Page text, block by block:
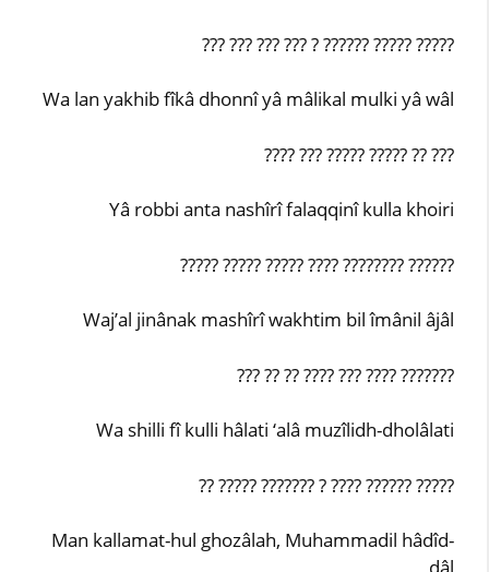
??? ??? ??? ??? ? ?????? ????? ?????
Wa lan yakhib fîkâ dhonnî yâ mâlikal mulki yâ wâl
???? ??? ????? ????? ?? ???
Yâ robbi anta nashîrî falaqqinî kulla khoiri
????? ????? ????? ???? ???????? ??????
Waj’al jinânak mashîrî wakhtim bil îmânil âjâl
??? ?? ?? ???? ??? ???? ???????
Wa shilli fî kulli hâlati ‘alâ muzîlidh-dholâlati
?? ????? ??????? ? ???? ?????? ?????
Man kallamat-hul ghozâlah, Muhammadil hâdîd-